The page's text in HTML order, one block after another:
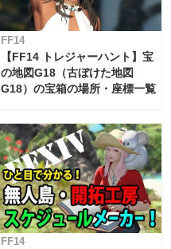
FF14
【FF14 トレジャーハント】宝
の地図G18（古ぼけた地図
G18）の宝箱の場所・座標一覧
FF14